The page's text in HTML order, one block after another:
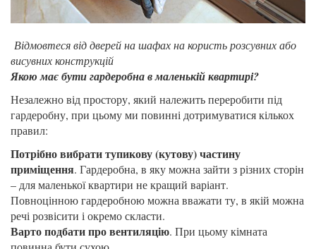
Відмовтеся від дверей на шафах на користь розсувних або
висувних конструкцій
Якою має бути гардеробна в маленькій квартирі?
Незалежно від простору, який належить переробити під
гардеробну, при цьому ми повинні дотримуватися кількох
правил:
Потрібно вибрати тупикову (кутову) частину
приміщення. Гардеробна, в яку можна зайти з різних сторін
– для маленької квартири не кращий варіант.
Повноцінною гардеробною можна вважати ту, в якій можна
речі розвісити і окремо скласти.
Варто подбати про вентиляцію. При цьому кімната